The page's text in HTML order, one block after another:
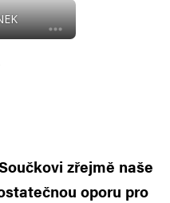
zřejmě naše
oporu pro